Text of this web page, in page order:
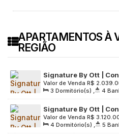
APARTAMENTOS À
REGIÃO
Signature By Ott |
metros | 03 suítes |
vagas
R$
Valor de Venda
Zona Sul, 04103-030,
3 Dormitório(s) , 4
2 Sala(s) , 3 Suíte(s) , 2
Terreno: 3266.00m²
Signature By Ott |
metros | 04
gourmet | 03 vagas
R$
Valor de Venda
Zona Sul, 04103-030,
4 Dormitório(s) , 5
2 Sala(s) , 2 Suíte(s) , 3